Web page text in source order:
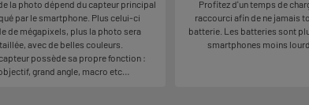
la photo dépend du capteur principal
par le smartphone. Plus celui-ci
de mégapixels, plus la photo sera
avec de belles couleurs.
possède sa propre fonction :
grand angle, macro etc…
Profitez d'un temps de
raccourci afin de ne jamais
batterie. Les batteries sont
smartphones moins